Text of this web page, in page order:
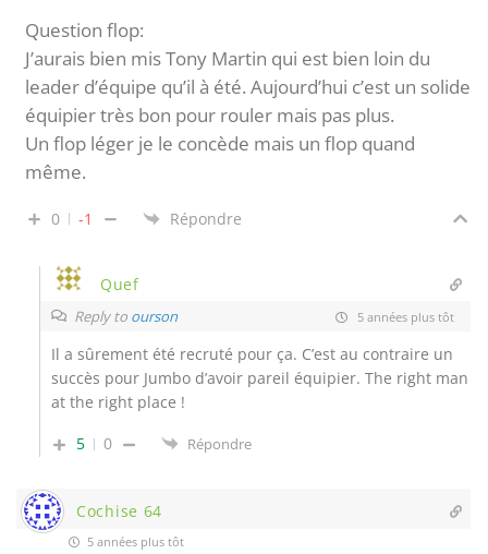
Question flop:
J’aurais bien mis Tony Martin qui est bien loin du
leader d’équipe qu’il à été. Aujourd’hui c’est un solide
équipier très bon pour rouler mais pas plus.
Un flop léger je le concède mais un flop quand
même.
0 -1 Répondre
Quef
Reply to ourson 5 années plus tôt
Il a sûrement été recruté pour ça. C’est au contraire un
succès pour Jumbo d’avoir pareil équipier. The right man
at the right place !
5
0 Répondre
Cochise 64
5 années plus tôt